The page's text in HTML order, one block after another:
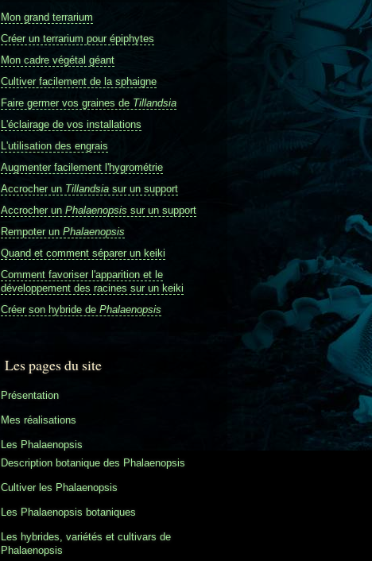
Mon grand terrarium
Créer un terrarium pour épiphytes
Mon cadre végétal géant
Cultiver facilement de la sphaigne
Faire germer vos graines de Tillandsia
L'éclairage de vos installations
L'utilisation des engrais
Augmenter facilement l'hygrométrie
Accrocher un Tillandsia sur un support
Accrocher un Phalaenopsis sur un support
Rempoter un Phalaenopsis
Quand et comment séparer un keiki
Comment favoriser l'apparition et le
développement des racines sur un keiki
Créer son hybride de Phalaenopsis
Les pages du site
Présentation
Mes réalisations
Les Phalaenopsis
Description botanique des Phalaenopsis
Cultiver les Phalaenopsis
Les Phalaenopsis botaniques
Les hybrides, variétés et cultivars de
Phalaenopsis